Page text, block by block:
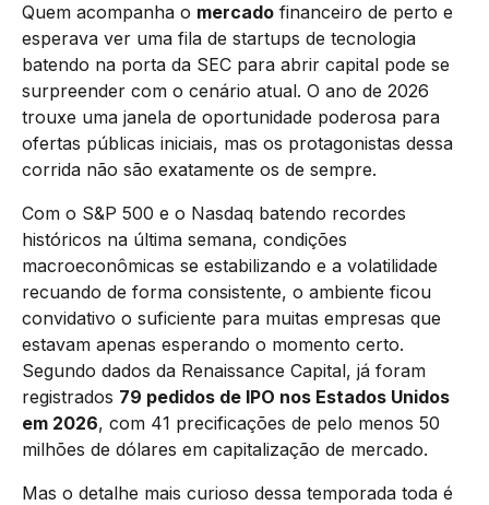
Quem acompanha o mercado financeiro de perto e
esperava ver uma fila de startups de tecnologia
batendo na porta da SEC para abrir capital pode se
surpreender com o cenário atual. O ano de 2026
trouxe uma janela de oportunidade poderosa para
ofertas públicas iniciais, mas os protagonistas dessa
corrida não são exatamente os de sempre.
Com o S&P 500 e o Nasdaq batendo recordes
históricos na última semana, condições
macroeconômicas se estabilizando e a volatilidade
recuando de forma consistente, o ambiente ficou
convidativo o suficiente para muitas empresas que
estavam apenas esperando o momento certo.
Segundo dados da Renaissance Capital, já foram
registrados 79 pedidos de IPO nos Estados Unidos
em 2026, com 41 precificações de pelo menos 50
milhões de dólares em capitalização de mercado.
Mas o detalhe mais curioso dessa temporada toda é